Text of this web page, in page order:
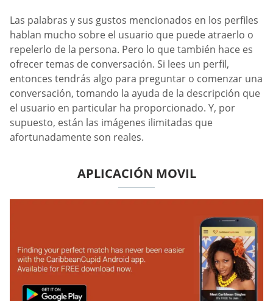
Las palabras y sus gustos mencionados en los perfiles
hablan mucho sobre el usuario que puede atraerlo o
repelerlo de la persona. Pero lo que también hace es
ofrecer temas de conversación. Si lees un perfil,
entonces tendrás algo para preguntar o comenzar una
conversación, tomando la ayuda de la descripción que
el usuario en particular ha proporcionado. Y, por
supuesto, están las imágenes ilimitadas que
afortunadamente son reales.
APLICACIÓN MOVIL